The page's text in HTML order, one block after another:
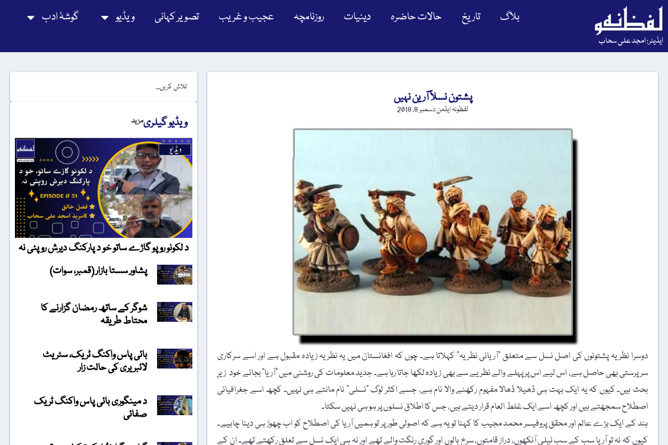
ایڈیٹر: امجد علی سحاب
بلاگ تاریخ حالات حاضرہ دینیات روزنامچہ عجیب و غریب تصویر کہانی ویڈیو گوشۂ ادب
پشتون نسلاً آرین نہیں
لفظونہ ایڈمندسمبر 8, 2018
دوسرا نظریہ پشتونوں کی اصل نسل سے متعلق "آریائی نظریہ” کہلاتا ہے۔ چوں کہ افغانستان میں یہ نظریہ زیادہ مقبول ہے اور اسے سرکاری
سرپرستی بھی حاصل ہے، اس لیے اس پر پہلے والے نظریے سے بھی زیادہ لکھا جاتا رہا ہے۔ جدید معلومات کی روشنی میں "آریا” بجائے خود زیرِ
بحث ہیں۔ کیوں کہ یہ ایک بہت ہی ڈھیلا ڈھالا مفہوم رکھنے والا نام ہے، جسے اکثر لوگ "نسلی” نام مانتے ہی نہیں۔ کچھ اسے جغرافیائی
اصطلاح سمجھتے ہیں اور کچھ اسے ایک غلط العام قرار دیتے ہیں، جس کا اطلاق نسلوں پر ہو ہی نہیں سکتا۔
ہند کے ایک بڑے عالم اور محقق پروفیسر محمد مجیب کا کہنا تو یہ ہے کہ اصولی طور پر تو ہمیں آریا کی اصطلاح کو اب چھوڑ ہی دینا چاہیے۔
کیوں کہ نہ تو آریا سب کے سب نیلی آنکھوں، دراز قامتوں، سرخ بالوں اور گوری رنگت والے تھے اور نہ ہی ایک نسل سے تعلق رکھتے تھے۔ ان کے
ویڈیو گیلریمزید
د لکونو روپو گاڑے ساتو خو د پارکنگ دیرش روپئی نہ
پشاور سستا بازار (قمبر، سوات)
شوگر کے ساتھ رمضان گزارنے کا
محتاط طریقہ
بائی پاس واکنگ ٹریک، سٹریٹ
لائبریری کی حالت زار
د مینگوری بائی پاس واکنگ ٹریک
صفائی